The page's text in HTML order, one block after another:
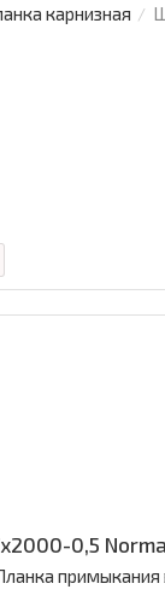
карнизная
0,5
примыкания